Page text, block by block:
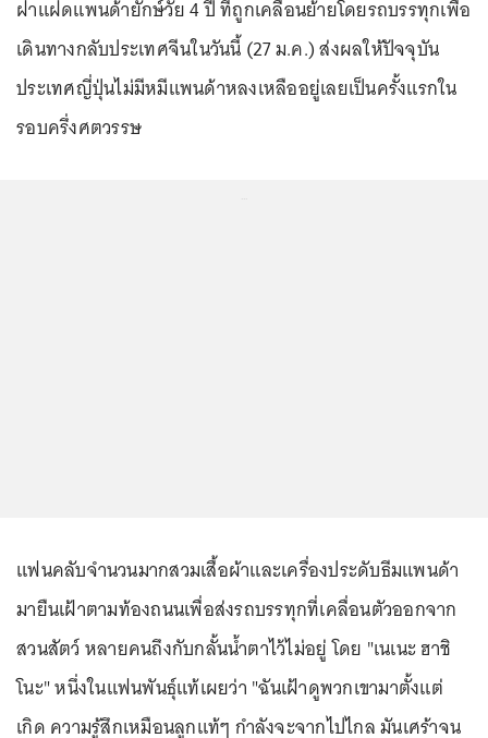
ฝาแฝดแพนด้ายักษ์วัย 4 ปี ที่ถูกเคลื่อนย้ายโดยรถบรรทุกเพื่อ
เดินทางกลับประเทศจีนในวันนี้ (27 ม.ค.) ส่งผลให้ปัจจุบัน
ประเทศญี่ปุ่นไม่มีหมีแพนด้าหลงเหลืออยู่เลยเป็นครั้งแรกใน
รอบครึ่งศตวรรษ
แฟนคลับจำนวนมากสวมเสื้อผ้าและเครื่องประดับธีมแพนด้า
มายืนเฝ้าตามท้องถนนเพื่อส่งรถบรรทุกที่เคลื่อนตัวออกจาก
สวนสัตว์ หลายคนถึงกับกลั้นน้ำตาไว้ไม่อยู่ โดย "เนเนะ ฮาชิ
โนะ" หนึ่งในแฟนพันธุ์แท้เผยว่า "ฉันเฝ้าดูพวกเขามาตั้งแต่
เกิด ความรู้สึกเหมือนลูกแท้ๆ กำลังจะจากไปไกล มันเศร้าจน